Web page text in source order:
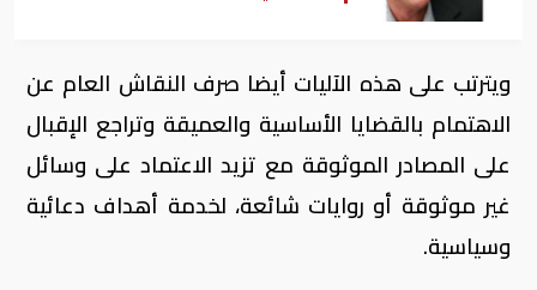
ويترتب على هذه الآليات أيضا صرف النقاش العام عن
الاهتمام بالقضايا الأساسية والعميقة وتراجع الإقبال
على المصادر الموثوقة مع تزيد الاعتماد على وسائل
غير موثوقة أو روايات شائعة، لخدمة أهداف دعائية
وسياسية.